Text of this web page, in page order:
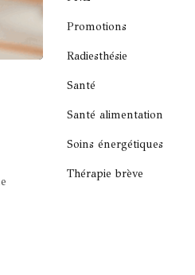
Promotions
Radiesthésie
Santé
Santé alimentation
Soins énergétiques
Thérapie brève